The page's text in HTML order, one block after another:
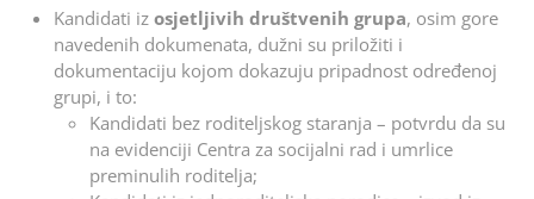
Kandidati iz osjetljivih društvenih grupa, osim gore
navedenih dokumenata, dužni su priložiti i
dokumentaciju kojom dokazuju pripadnost određenoj
grupi, i to:
Kandidati bez roditeljskog staranja – potvrdu da su
na evidenciji Centra za socijalni rad i umrlice
preminulih roditelja;